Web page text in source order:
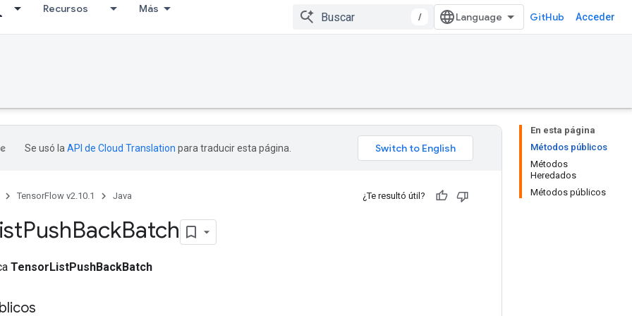
Recursos Más
/ GitHub Acceder
En esta página
Métodos públicos
Métodos
Heredados
Métodos públicos
Se usó la API de Cloud Translation para traducir esta página.
TensorFlow v2.10.1 Java ¿Te resultó útil?
PushBackBatch
TensorListPushBackBatch